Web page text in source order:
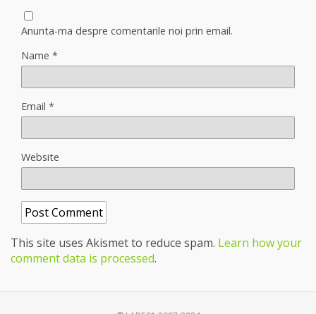
Anunta-ma despre comentarile noi prin email.
Name *
Email *
Website
This site uses Akismet to reduce spam. Learn how your
comment data is processed.